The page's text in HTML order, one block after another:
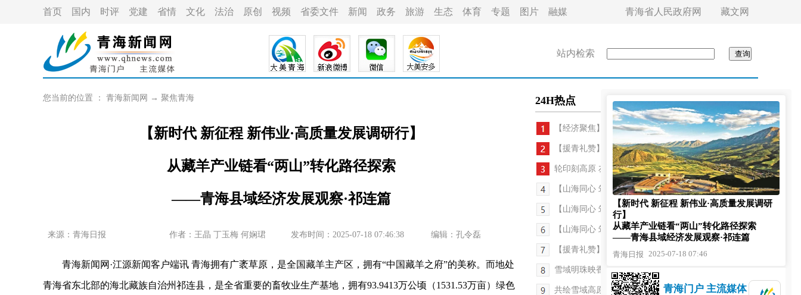
首页 国内 时评 党建 省情 文化 法治 原创 视频 省委文件 新闻 政务 旅游 生态 体育 专题 图片 融媒 青海省人民政府网 藏文网
站内检索
您当前的位置 ： 青海新闻网 → 聚焦青海
【新时代 新征程 新伟业·高质量发展调研行】
从藏羊产业链看“两山”转化路径探索
——青海县域经济发展观察·祁连篇
来源：青海日报 作者： 王晶 丁玉梅 何娴珺 发布时间：2025-07-18 07:46:38 编辑：孔令磊
青海新闻网·江源新闻客户端讯 青海拥有广袤草原，是全国藏羊主产区，拥有“中国藏羊之府”的美称。而地处
青海省东北部的海北藏族自治州祁连县，是全省重要的畜牧业生产基地，拥有93.9413万公顷（1531.53万亩）绿色
24H热点
【经济聚焦】从“圈满需求”到“圈暖人心”—...
【援青礼赞】山海情深十五载 鲁青共筑高原梦
轮印刻高原 友谊联四海——第二十四届环大美青海国...
【山海同心 筑梦青海】书写“性命相托”的医者担当...
【山海同心 筑梦青海】双向赋能，打造“带不走”的...
【山海同心 筑梦青海】“老师，我们会永远记得您！...
【援青礼赞】一首雪域赞歌 “沪果”同心联唱
雪域明珠映香江——深化“青港协作·讲好青海故事”...
共绘雪域高原同心圆——第十批援藏和第五批援青工...
【新时代 新征程 新伟业·高质量发展调研
行】
从藏羊产业链看“两山”转化路径探索
——青海县域经济发展观察·祁连篇
青海日报 2025-07-18 07:46
青海门户 主流媒体